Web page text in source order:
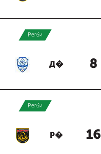
Регби
Д� 8
Регби
Р� 16